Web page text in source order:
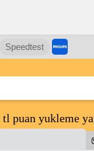
Speedtest
tl puan yukleme